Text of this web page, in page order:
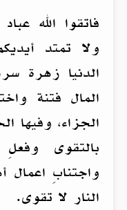
فاتقوا الله
ولا تمتد
الدنيا زهرة
المال فتنة
الجزاء، وفيها
بالتقوى
واجتنابِ اعمال
النار لا تقوى.